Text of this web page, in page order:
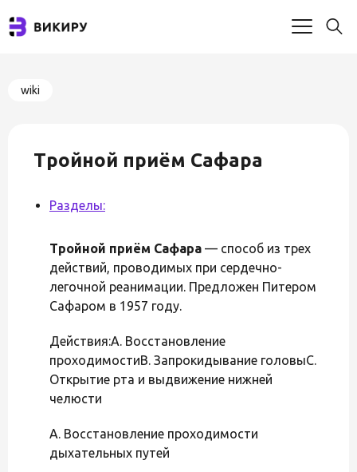
wiki
Тройной приём Сафара
Разделы:
Тройной приём Сафара — способ из трех
действий, проводимых при сердечно-
легочной реанимации. Предложен Питером
Сафаром в 1957 году.
Действия:А. Восстановление
проходимостиВ. Запрокидывание головыС.
Открытие рта и выдвижение нижней
челюсти
A. Восстановление проходимости
дыхательных путей